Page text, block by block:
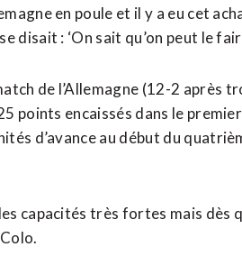
en poule et il y a eu cet
disait : ‘On sait qu’on peut le
de l’Allemagne (12-2 après
points encaissés dans le
d’avance au début du
capacités très fortes mais dès